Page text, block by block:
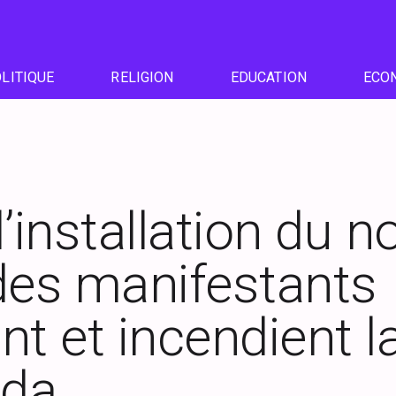
RELIGION EDUCATION
du
manifestants
et incendient